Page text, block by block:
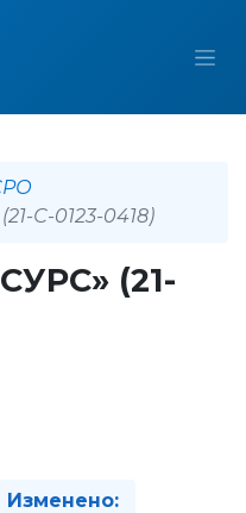
С-0123-0418)
(21-
Изменено: